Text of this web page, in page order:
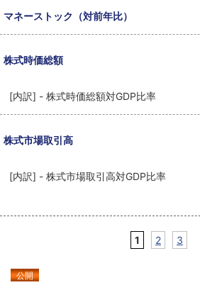
マネーストック（対前年比）
株式時価総額
[内訳] - 株式時価総額対GDP比率
株式市場取引高
[内訳] - 株式市場取引高対GDP比率
1 2 3
公開